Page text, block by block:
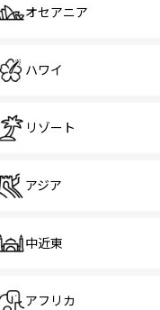
オセアニア
ハワイ
リゾート
アジア
中近東
アフリカ